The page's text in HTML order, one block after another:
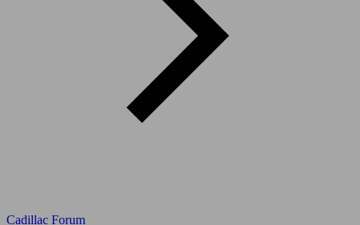
Cadillac Forum